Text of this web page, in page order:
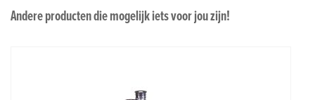
Andere producten die mogelijk iets voor jou zijn!